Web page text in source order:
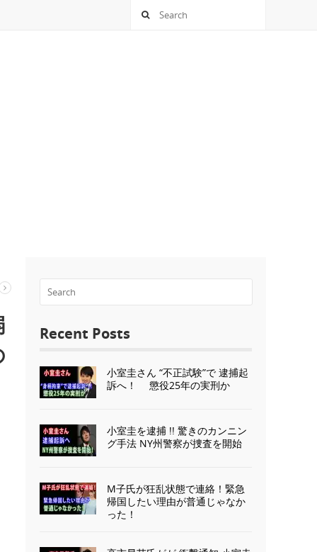
Recent Posts
小室圭さん “不正試験”で 逮捕起
訴へ！ 懲役25年の実刑か
小室圭を逮捕 !! 驚きのカンニン
グ手法 NY州警察が捜査を開始
M子氏が狂乱状態で連絡！緊急
帰国したい理由が普通じゃなか
った！